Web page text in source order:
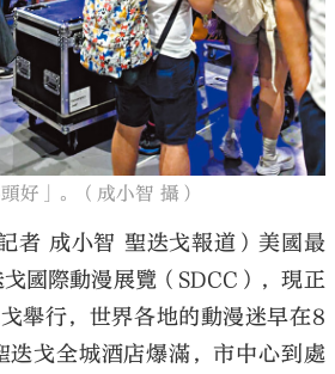
好」。（成小智 攝）
者 成小智 聖迭戈報道）美國最
國際動漫展覽（SDCC），現正
舉行，世界各地的動漫迷早在8
迭戈全城酒店爆滿，市中心到處